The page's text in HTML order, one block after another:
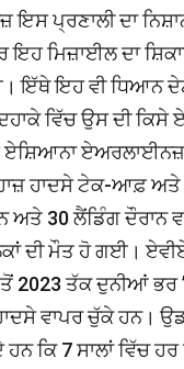
ਇਸ ਪ੍ਰਣਾਲੀ ਦਾ
ਇਹ ਮਿਜ਼ਾਈਲ ਦਾ
ਇੱਥੇ ਇਹ ਵੀ ਧਿਆਨ
ਵਿੱਚ ਉਸ ਦੀ
ਏਅਰਲਾਈਨਜ਼
ਹਾਦਸੇ ਟੇਕ-ਆਫ਼ ਅਤੇ
ਅਤੇ 30 ਲੈਂਡਿੰਗ
ਦੀ ਮੌਤ ਹੋ ਗਈ।
2023 ਤੱਕ ਦੁਨੀਆਂ
ਵਾਪਰ ਚੁੱਕੇ ਹਨ।
ਕਿ 7 ਸਾਲਾਂ ਵਿੱਚ